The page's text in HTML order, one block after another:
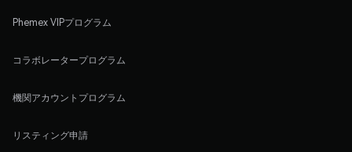
Phemex VIPプログラム
コラボレータープログラム
機関アカウントプログラム
リスティング申請